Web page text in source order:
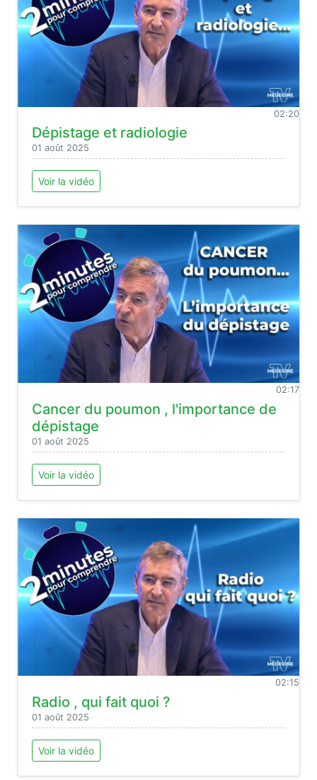
02:20
Dépistage et radiologie
01 août 2025
Voir la vidéo
02:17
Cancer du poumon , l'importance de
dépistage
01 août 2025
Voir la vidéo
02:15
Radio , qui fait quoi ?
01 août 2025
Voir la vidéo